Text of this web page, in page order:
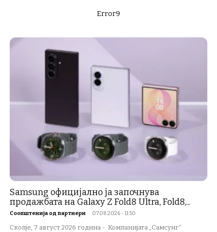
Error9
Samsung официјално ја започнува
продажбата на Galaxy Z Fold8 Ultra, Fold8,...
Соопштенија од партнери - 07.08.2026 - 11:50
Скопје, 7 август 2026 година - Компанијата „Самсунг“